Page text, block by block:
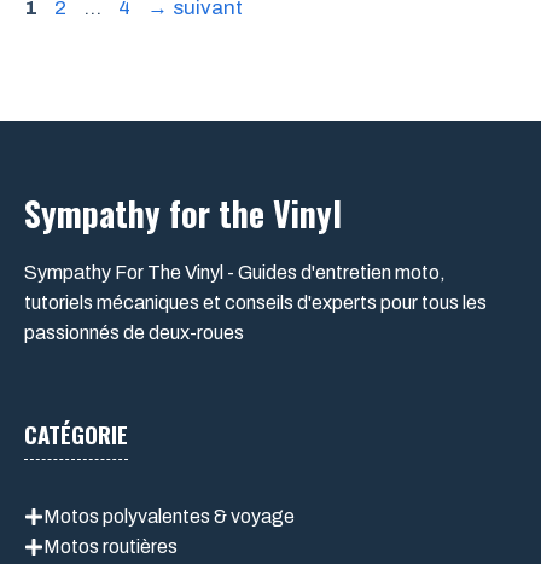
Page
1 Page
2 … Page
4 → suivant
Sympathy for the Vinyl
Sympathy For The Vinyl - Guides d'entretien moto,
tutoriels mécaniques et conseils d'experts pour tous les
passionnés de deux-roues
CATÉGORIE
Motos polyvalentes & voyage
Motos routières